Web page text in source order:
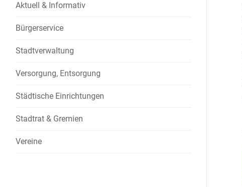
Aktuell & Informativ
Bürgerservice
Stadtverwaltung
Versorgung, Entsorgung
Städtische Einrichtungen
Stadtrat & Gremien
Vereine